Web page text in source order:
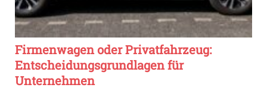
Firmenwagen oder Privatfahrzeug:
Entscheidungsgrundlagen für
Unternehmen